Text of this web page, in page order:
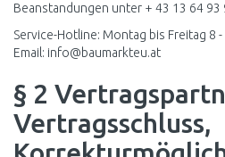
Beanstandungen unter + 43 13 64 93
Service-Hotline: Montag bis Freitag 8 -
Email: info@baumarkteu.at
§ 2
Vertragsschluss,